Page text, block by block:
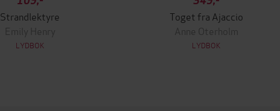
Strandlektyre
Emily Henry
LYDBOK
Toget fra Ajaccio
Anne Oterholm
LYDBOK